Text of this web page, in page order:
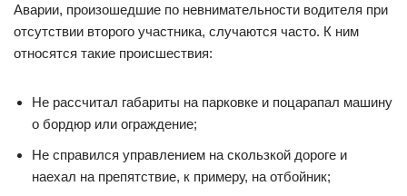
Аварии, произошедшие по невнимательности водителя при
отсутствии второго участника, случаются часто. К ним
относятся такие происшествия:
Не рассчитал габариты на парковке и поцарапал машину
о бордюр или ограждение;
Не справился управлением на скользкой дороге и
наехал на препятствие, к примеру, на отбойник;